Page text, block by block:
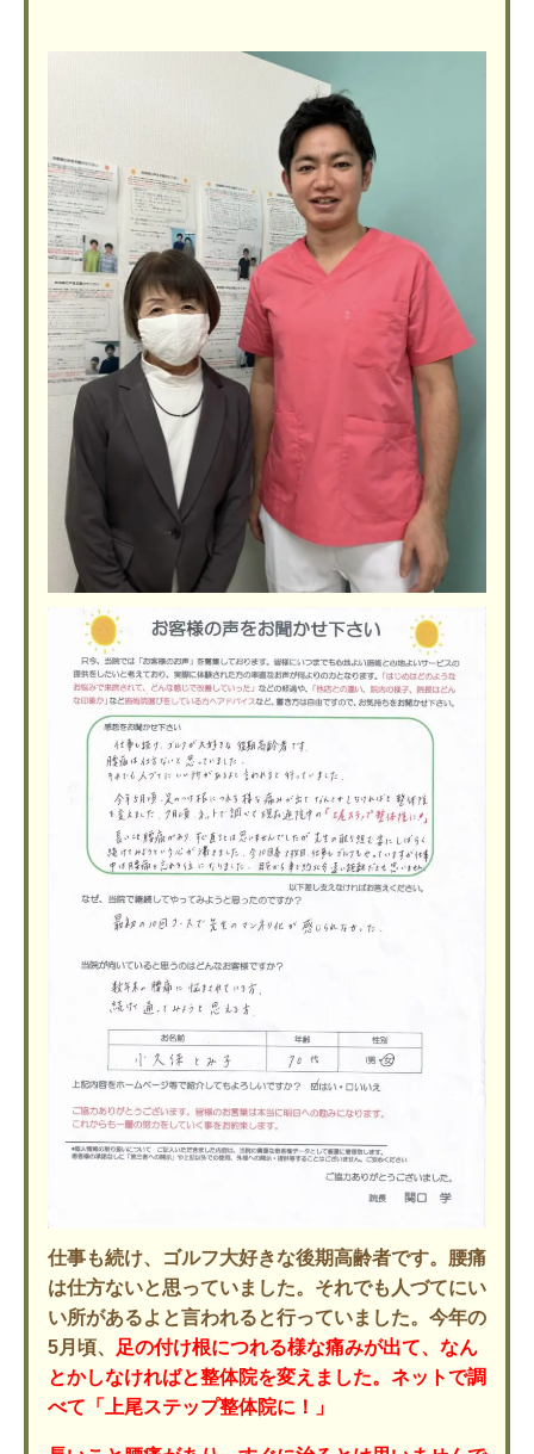
仕事も続け、ゴルフ大好きな後期高齢者です。腰痛
は仕方ないと思っていました。それでも人づてにい
い所があるよと言われると行っていました。今年の
5月頃、
足の付け根につれる様な痛みが出て、なん
とかしなければと整体院を変えました。ネットで調
べて「上尾ステップ整体院に！」